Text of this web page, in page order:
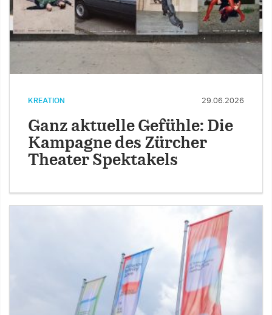
KREATION 29.06.2026
Ganz aktuelle Gefühle: Die
Kampagne des Zürcher
Theater Spektakels